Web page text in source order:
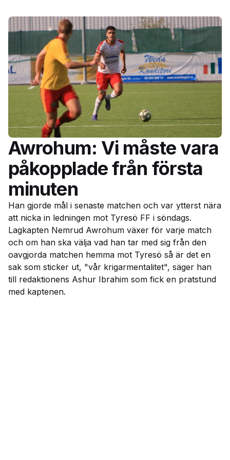
Awrohum: Vi måste vara
påkopplade från första
minuten
Han gjorde mål i senaste matchen och var ytterst nära
att nicka in ledningen mot Tyresö FF i söndags.
Lagkapten Nemrud Awrohum växer för varje match
och om han ska välja vad han tar med sig från den
oavgjorda matchen hemma mot Tyresö så är det en
sak som sticker ut, "vår krigarmentalitet", säger han
till redaktionens Ashur Ibrahim som fick en pratstund
med kaptenen.